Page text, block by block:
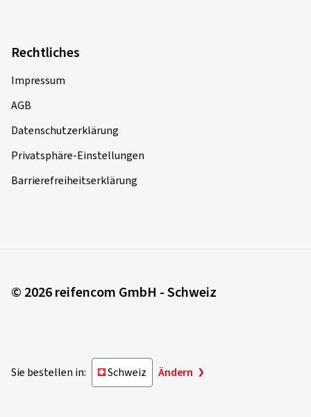
Rechtliches
Impressum
AGB
Datenschutzerklärung
Privatsphäre-Einstellungen
Barrierefreiheitserklärung
© 2026 reifencom GmbH - Schweiz
Sie bestellen in: Schweiz Ändern